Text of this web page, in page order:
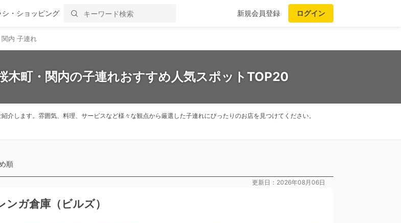
シ・ショッピング 新規会員登録 ログイン
内 子連れ
木町・関内の子連れおすすめ人気スポットTOP20
します。雰囲気、料理、サービスなど様々な観点から厳選した子連れにぴったりのお店を見つけてください。
順
更新日：2026年08月06日
ガ倉庫（ビルズ）